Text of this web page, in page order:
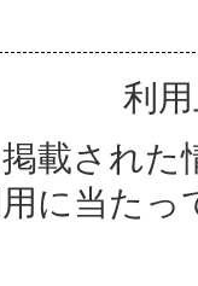
利
載された
に当た